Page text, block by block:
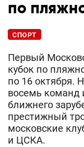
по
СПОРТ
Первый
кубок по
по 16 октября.
восемь команд
ближнего
престижный
московские
и ЦСКА.